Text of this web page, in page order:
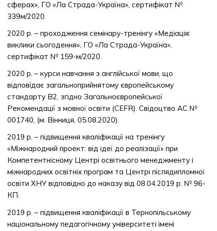
сферах», ГО «Ла Страда-Україна», сертифікат №
339м/2020.
2020 р. – проходження семінару-тренінгу «Медіація:
виклики сьогодення», ГО «Ла Страда-Україна»,
сертифікат № 159-м/2020.
2020 р. – курси навчання з англійської мови, що
відповідає загальноприйнятому європейському
стандарту В2, згідно Загальноєвропейської
Рекомендації з мовної освіти (CEFR). Свідоцтво АС №
001740, (м. Вінниця, 05.08.2020).
2019 р. – підвищення кваліфікації на тренінгу
«Міжнародний проект: від ідеї до реалізації» при
Компетентнісному Центрі освітнього менеджменту і
міжнародних освітніх програм та Центрі післядипломної
освіти ХНУ відповідно до наказу від 08.04.2019 р. № 96-
КП.
2019 р. – підвищення кваліфікації в Тернопільському
національному педагогічному університеті імені